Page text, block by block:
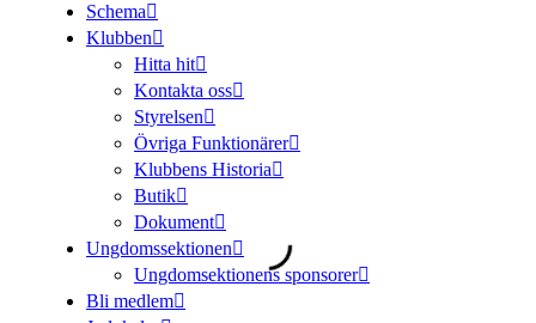
Schema
Klubben
Hitta hit
Kontakta oss
Styrelsen
Övriga Funktionärer
Klubbens Historia
Butik
Dokument
Ungdomssektionen
Ungdomsektionens sponsorer
Bli medlem